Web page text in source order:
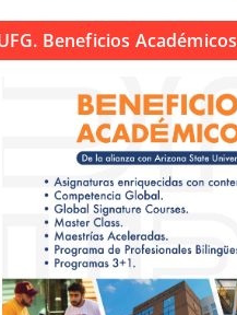
Beneficios Académicos